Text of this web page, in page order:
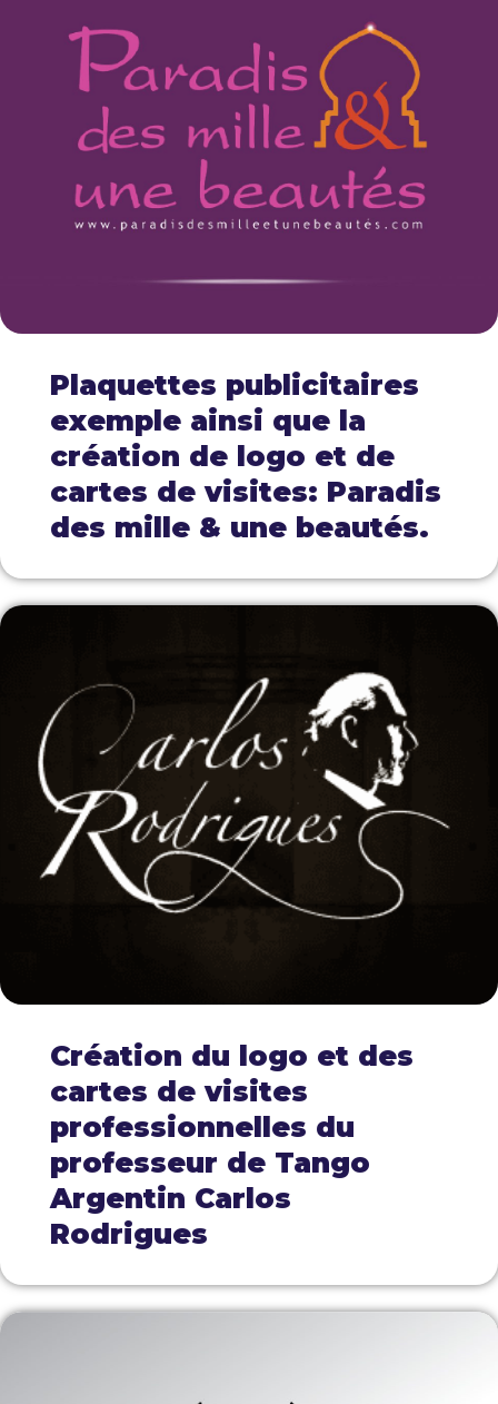
Plaquettes publicitaires
exemple ainsi que la
création de logo et de
cartes de visites: Paradis
des mille & une beautés.
Création du logo et des
cartes de visites
professionnelles du
professeur de Tango
Argentin Carlos
Rodrigues